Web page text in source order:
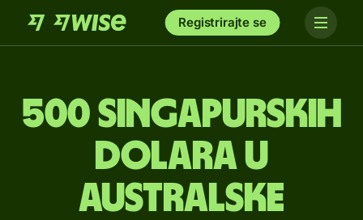
Registrirajte se
500 singapurskih
dolara u
australske